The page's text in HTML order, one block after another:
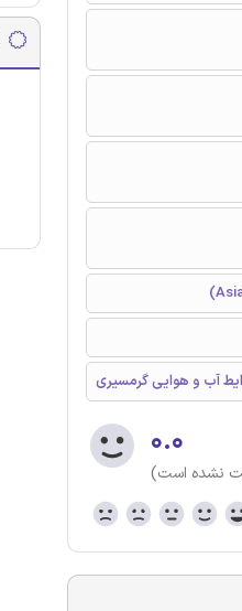
آب و هوایی گرمسیری
۰.۰
نشده است)